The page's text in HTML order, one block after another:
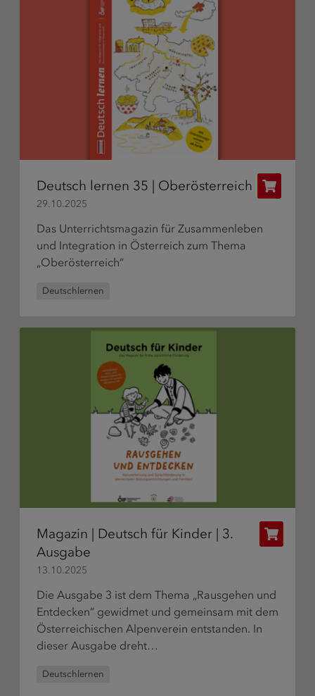
Deutsch lernen 35 | Oberösterreich
29.10.2025
Das Unterrichtsmagazin für Zusammenleben
und Integration in Österreich zum Thema
„Oberösterreich“
Deutschlernen
Magazin | Deutsch für Kinder | 3.
Ausgabe
13.10.2025
Die Ausgabe 3 ist dem Thema „Rausgehen und
Entdecken“ gewidmet und gemeinsam mit dem
Österreichischen Alpenverein entstanden. In
dieser Ausgabe dreht…
Deutschlernen